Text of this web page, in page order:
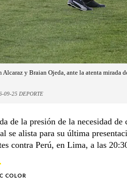
Alcaraz y Braian Ojeda, ante la atenta mirada
09-25 DEPORTE
de la presión de la necesidad
se alista para su última
contra Perú, en Lima, a las
COLOR